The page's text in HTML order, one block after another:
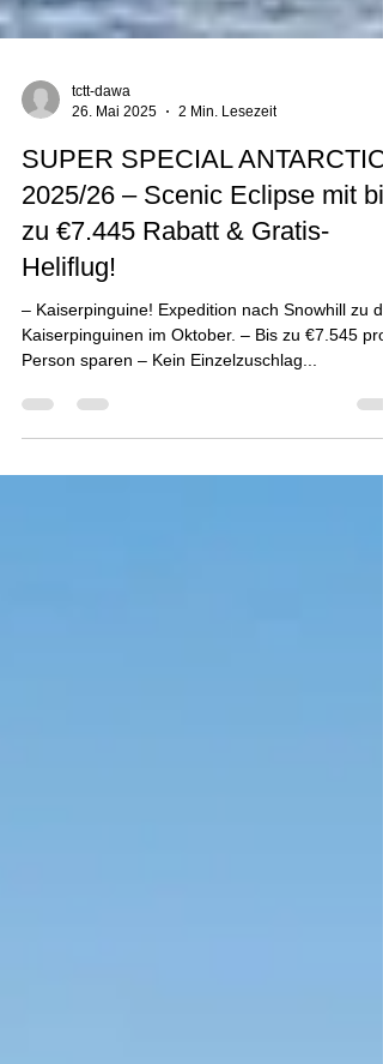
26. Mai 2025
2 Min. Lesezeit
SUPER SPECIAL
2025/26 – Scenic Eclipse mit bis
zu €7.445 Rabatt & Gratis-
Heliflug!
– Kaiserpinguine! Expedition nach Snowhill zu